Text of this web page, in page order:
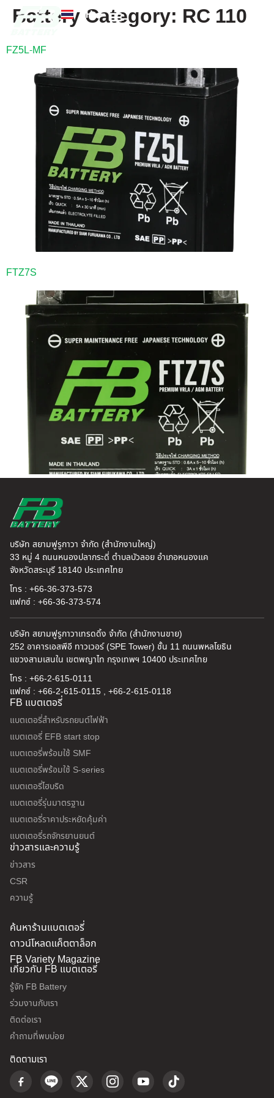
TH
EN
Battery Category: RC 110
FZ5L-MF
FTZ7S
บริษัท สยามฟูรูกาวา จำกัด (สำนักงานใหญ่)
33 หมู่ 4 ถนนหนองปลากระดี่ ตำบลบัวลอย อำเภอหนองแค
จังหวัดสระบุรี 18140 ประเทศไทย
โทร : +66-36-373-573
แฟกซ์ : +66-36-373-574
บริษัท สยามฟูรูกาวาเทรดดิ้ง จำกัด (สำนักงานขาย)
252 อาคารเอสพีอี ทาวเวอร์ (SPE Tower) ชั้น 11 ถนนพหลโยธิน
แขวงสามเสนใน เขตพญาไท กรุงเทพฯ 10400 ประเทศไทย
โทร : +66-2-615-0111
แฟกซ์ : +66-2-615-0115 , +66-2-615-0118
FB แบตเตอรี่
แบตเตอรี่สำหรับรถยนต์ไฟฟ้า
แบตเตอรี่ EFB start stop
แบตเตอรี่พร้อมใช้ SMF
แบตเตอรี่พร้อมใช้ S-series
แบตเตอรี่ไฮบริด
แบตเตอรี่รุ่นมาตรฐาน
แบตเตอรี่ราคาประหยัดคุ้มค่า
แบตเตอรี่รถจักรยานยนต์
ข่าวสารและความรู้
ข่าวสาร
CSR
ความรู้
ค้นหาร้านแบตเตอรี่
ดาวน์โหลดแค็ตตาล็อก
FB Variety Magazine
เกี่ยวกับ FB แบตเตอรี่
รู้จัก FB Battery
ร่วมงานกับเรา
ติดต่อเรา
คำถามที่พบบ่อย
ติดตามเรา